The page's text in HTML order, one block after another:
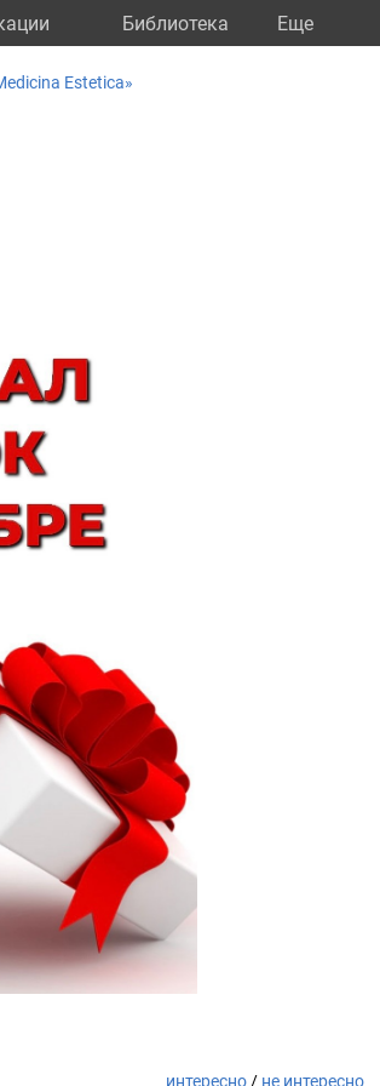
Библиотека Eще
Estetica»
интересно / не интересно